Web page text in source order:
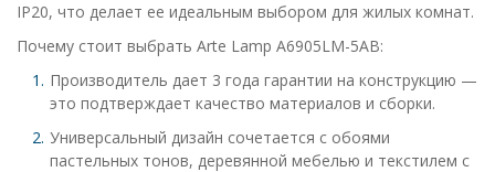
IP20, что делает ее идеальным выбором для жилых комнат.
Почему стоит выбрать Arte Lamp A6905LM-5AB:
Производитель дает 3 года гарантии на конструкцию —
это подтверждает качество материалов и сборки.
Универсальный дизайн сочетается с обоями
пастельных тонов, деревянной мебелью и текстилем с